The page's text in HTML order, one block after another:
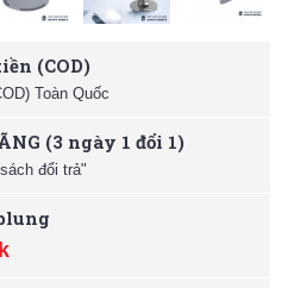
(COD)
Toàn Quốc
(3 ngày 1 đổi 1)
đổi trả"